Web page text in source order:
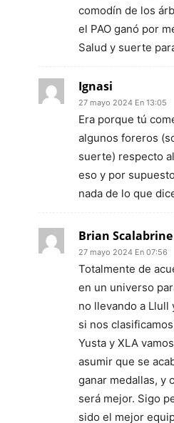
comodín de los
el PAO ganó por
Salud y suerte
Ignasi
27 mayo 2024 En 13:05
Era porque tú
algunos foreros
suerte) respecto
eso y por
nada de lo que
Brian Scalabrine
27 mayo 2024 En 07:56
Totalmente de
en un universo
no llevando a Llull
si nos
Yusta y XLA
asumir que se
ganar medallas, y
será mejor. Sigo
sido el mejor